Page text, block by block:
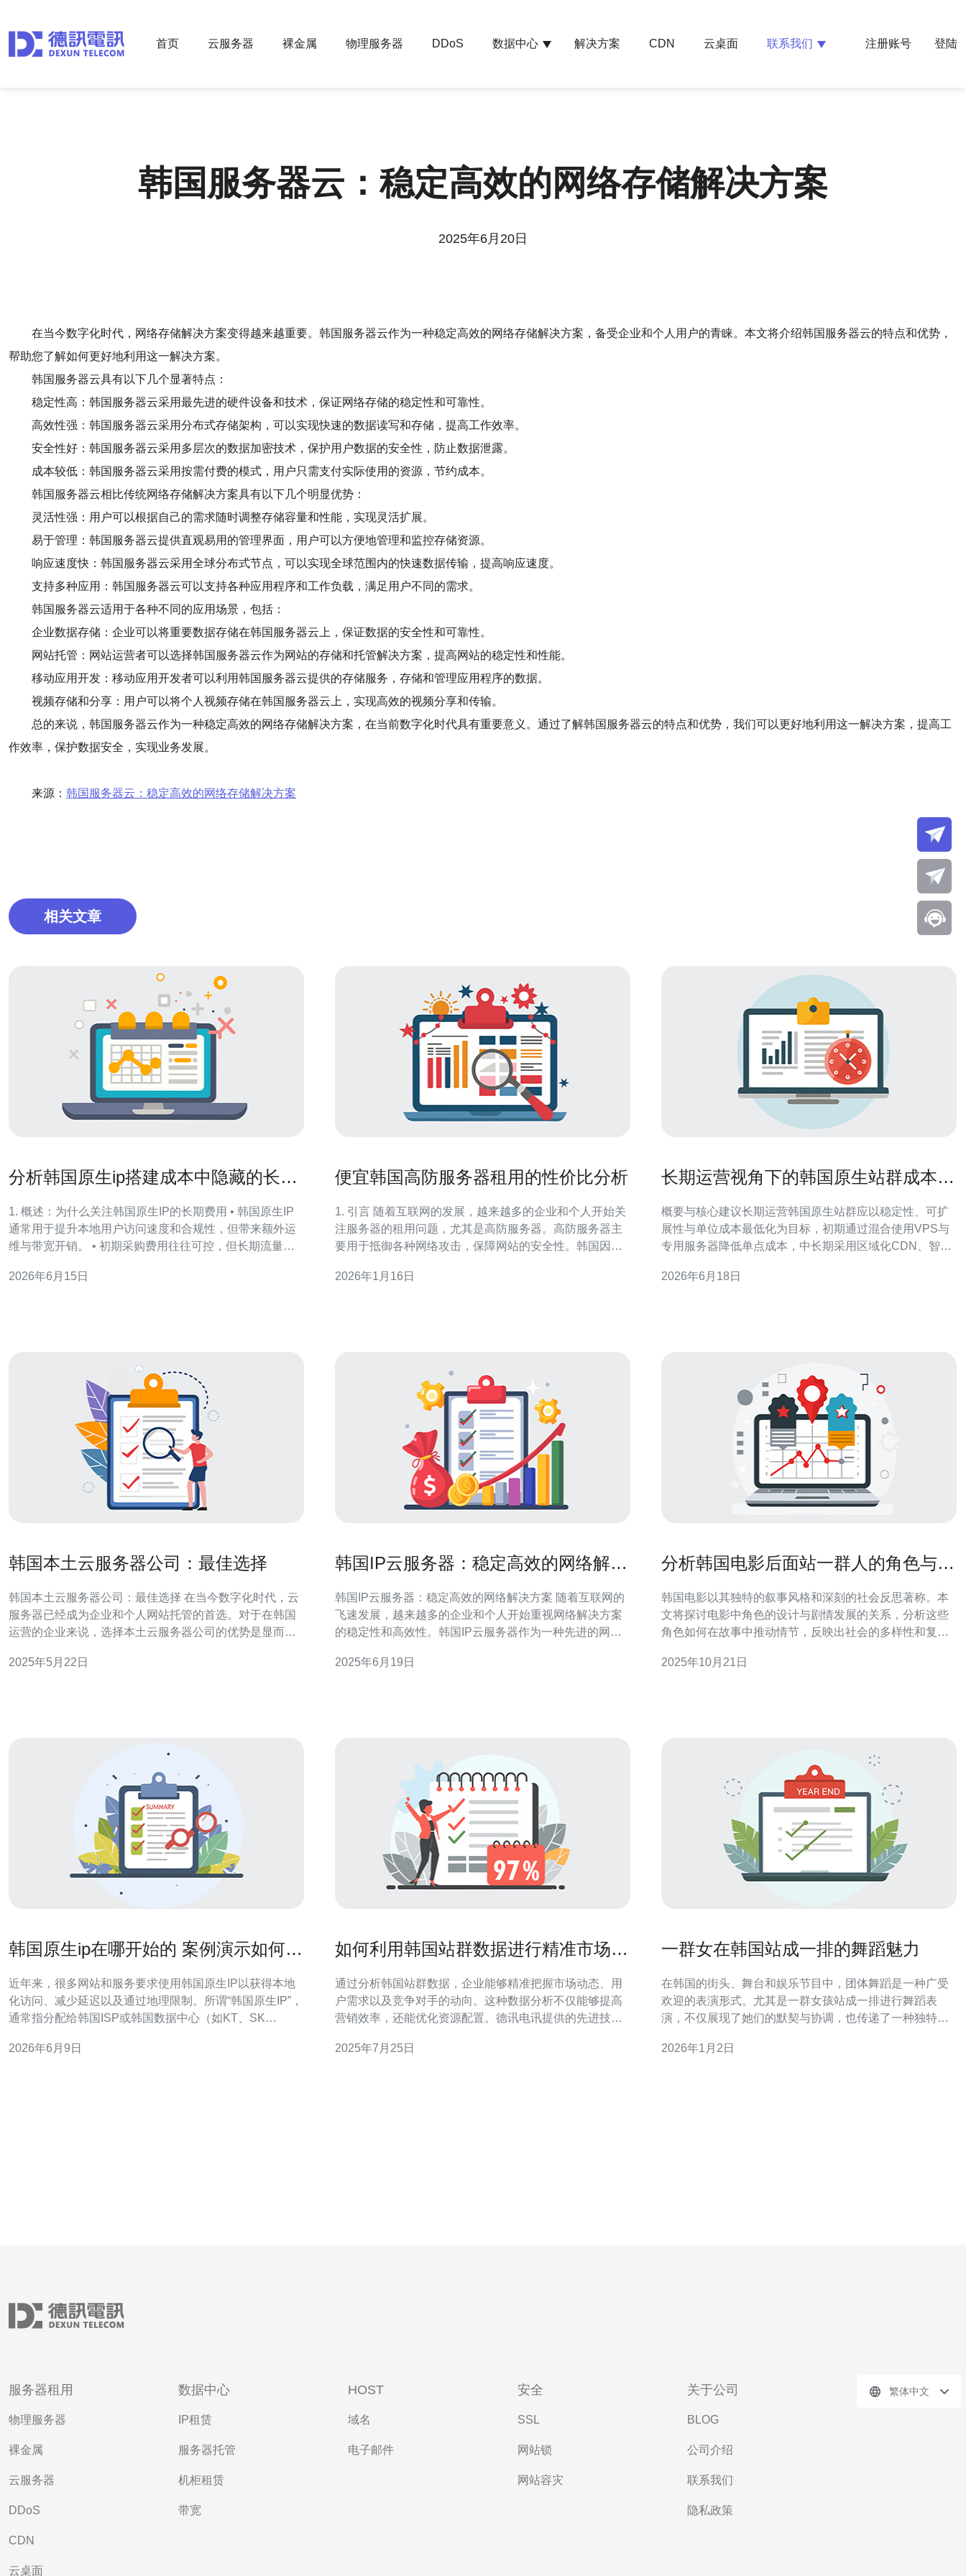
首页 云服务器 裸金属 物理服务器 DDoS 数据中心 解决方案 CDN 云桌面 联系我们 注册账号 登陆
韩国服务器云：稳定高效的网络存储解决方案
2025年6月20日
在当今数字化时代，网络存储解决方案变得越来越重要。韩国服务器云作为一种稳定高效的网络存储解决方案，备受企业和个人用户的青睐。本文将介绍韩国服务器云的特点和优势，
帮助您了解如何更好地利用这一解决方案。
韩国服务器云具有以下几个显著特点：
稳定性高：韩国服务器云采用最先进的硬件设备和技术，保证网络存储的稳定性和可靠性。
高效性强：韩国服务器云采用分布式存储架构，可以实现快速的数据读写和存储，提高工作效率。
安全性好：韩国服务器云采用多层次的数据加密技术，保护用户数据的安全性，防止数据泄露。
成本较低：韩国服务器云采用按需付费的模式，用户只需支付实际使用的资源，节约成本。
韩国服务器云相比传统网络存储解决方案具有以下几个明显优势：
灵活性强：用户可以根据自己的需求随时调整存储容量和性能，实现灵活扩展。
易于管理：韩国服务器云提供直观易用的管理界面，用户可以方便地管理和监控存储资源。
响应速度快：韩国服务器云采用全球分布式节点，可以实现全球范围内的快速数据传输，提高响应速度。
支持多种应用：韩国服务器云可以支持各种应用程序和工作负载，满足用户不同的需求。
韩国服务器云适用于各种不同的应用场景，包括：
企业数据存储：企业可以将重要数据存储在韩国服务器云上，保证数据的安全性和可靠性。
网站托管：网站运营者可以选择韩国服务器云作为网站的存储和托管解决方案，提高网站的稳定性和性能。
移动应用开发：移动应用开发者可以利用韩国服务器云提供的存储服务，存储和管理应用程序的数据。
视频存储和分享：用户可以将个人视频存储在韩国服务器云上，实现高效的视频分享和传输。
总的来说，韩国服务器云作为一种稳定高效的网络存储解决方案，在当前数字化时代具有重要意义。通过了解韩国服务器云的特点和优势，我们可以更好地利用这一解决方案，提高工
作效率，保护数据安全，实现业务发展。
来源： 韩国服务器云：稳定高效的网络存储解决方案
相关文章
分析韩国原生ip搭建成本中隐藏的长期
1. 概述：为什么关注韩国原生IP的长期费用 • 韩国原生IP
通常用于提升本地用户访问速度和合规性，但带来额外运
维与带宽开销。 • 初期采购费用往往可控，但长期流量、
感的服务（游戏、视频、直播），本地流量峰值会直接转
2026年6月15日
便宜韩国高防服务器租用的性价比分析
1. 引言 随着互联网的发展，越来越多的企业和个人开始关
注服务器的租用问题，尤其是高防服务器。高防服务器主
要用于抵御各种网络攻击，保障网站的安全性。韩国因其
的首选地。 2. 韩国高防服务器的特点 韩国高防服务器的优
2026年1月16日
长期运营视角下的韩国原生站群成本控
概要与核心建议长期运营韩国原生站群应以稳定性、可扩
展性与单位成本最低化为目标，初期通过混合使用VPS与
专用服务器降低单点成本，中长期采用区域化CDN、智能
名与备案策略上控制管理成本并避免不必要的域名浪费。
2026年6月18日
韩国本土云服务器公司：最佳选择
韩国本土云服务器公司：最佳选择 在当今数字化时代，云
服务器已经成为企业和个人网站托管的首选。对于在韩国
运营的企业来说，选择本土云服务器公司的优势是显而易
供更快速、更稳定的服务器服务。 韩国本土云服务器公司
2025年5月22日
韩国IP云服务器：稳定高效的网络解决
韩国IP云服务器：稳定高效的网络解决方案 随着互联网的
飞速发展，越来越多的企业和个人开始重视网络解决方案
的稳定性和高效性。韩国IP云服务器作为一种先进的网络
户的首选。 韩国IP云服务器采用先进的技术和设备，保证
2025年6月19日
分析韩国电影后面站一群人的角色与剧
韩国电影以其独特的叙事风格和深刻的社会反思著称。本
文将探讨电影中角色的设计与剧情发展的关系，分析这些
角色如何在故事中推动情节，反映出社会的多样性和复杂
地把握电影所传达的核心主题和情感。 韩国电影中角色的
2025年10月21日
韩国原生ip在哪开始的 案例演示如何查
近年来，很多网站和服务要求使用韩国原生IP以获得本地
化访问、减少延迟以及通过地理限制。所谓“韩国原生IP”，
通常指分配给韩国ISP或韩国数据中心（如KT、SK
或隧道转出来的海外IP。 要判断一个IP是否为韩国原生，
2026年6月9日
如何利用韩国站群数据进行精准市场分
通过分析韩国站群数据，企业能够精准把握市场动态、用
户需求以及竞争对手的动向。这种数据分析不仅能够提高
营销效率，还能优化资源配置。德讯电讯提供的先进技术
助。 1. 韩国站群数据的优势 在进行市场分析时，利用韩国
2025年7月25日
一群女在韩国站成一排的舞蹈魅力
在韩国的街头、舞台和娱乐节目中，团体舞蹈是一种广受
欢迎的表演形式。尤其是一群女孩站成一排进行舞蹈表
演，不仅展现了她们的默契与协调，也传递了一种独特的
这种舞蹈魅力。 1. 选择舞蹈风格 第一步是选择适合的舞蹈
2026年1月2日
服务器租用
物理服务器
裸金属
云服务器
DDoS
CDN
云桌面
数据中心
IP租赁
服务器托管
机柜租赁
带宽
HOST
域名
电子邮件
安全
SSL
网站锁
网站容灾
关于公司
BLOG
公司介绍
联系我们
隐私政策
繁体中文